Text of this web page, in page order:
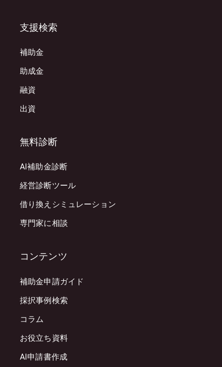
支援検索
補助金
助成金
融資
出資
無料診断
AI補助金診断
経営診断ツール
借り換えシミュレーション
専門家に相談
コンテンツ
補助金申請ガイド
採択事例検索
コラム
お役立ち資料
AI申請書作成